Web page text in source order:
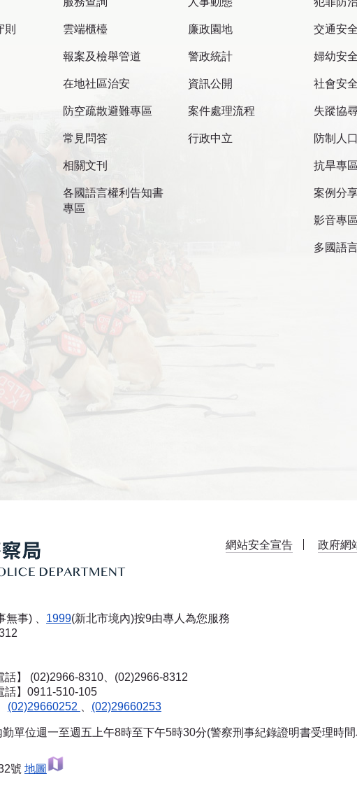
則 雲端櫃檯
報案及檢舉管道
在地社區治安
防空疏散避難專區
常見問答
相關文刊
各國語言權利告知書
專區
廉政園地
警政統計
資訊公開
案件處理流程
行政中立
交通安全
婦幼安全
社會安
失蹤協
防制人
抗旱專區
案例分
影音專區
多國語
事) 、 1999(新北市境內)按9由專人為您服務
】
(02)2966-8310、(02)2966-8312
話】0911-510-105
(02)29660252 (02)29660253
單位週一至週五上午8時至下午5時30分(警察刑事紀錄證明書受理時
號 地圖
網站安全宣告 政府網